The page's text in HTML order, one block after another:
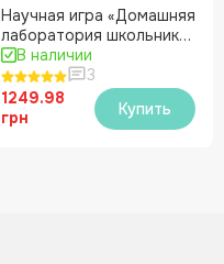
Научная игра «Домашняя
лаборатория школьника»
1-2 кл.
В наличии
3
1249.98
грн
Купить